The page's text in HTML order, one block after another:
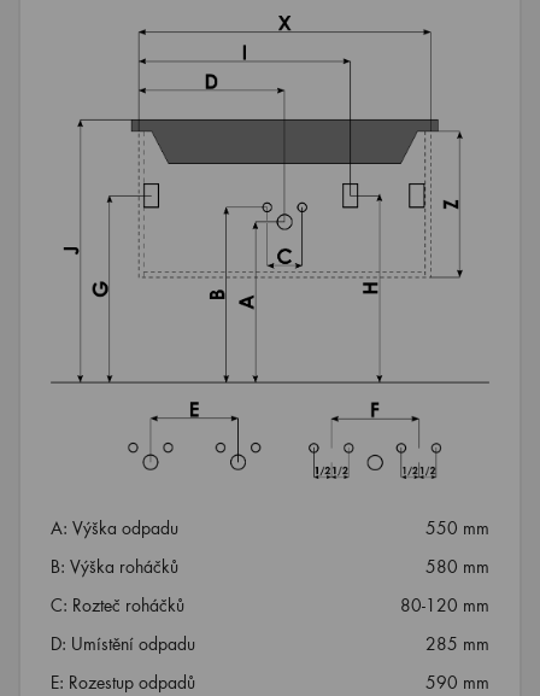
A: Výška odpadu
550 mm
B: Výška roháčků
580 mm
C: Rozteč roháčků
80-120 mm
D: Umístění odpadu
285 mm
E: Rozestup odpadů
590 mm